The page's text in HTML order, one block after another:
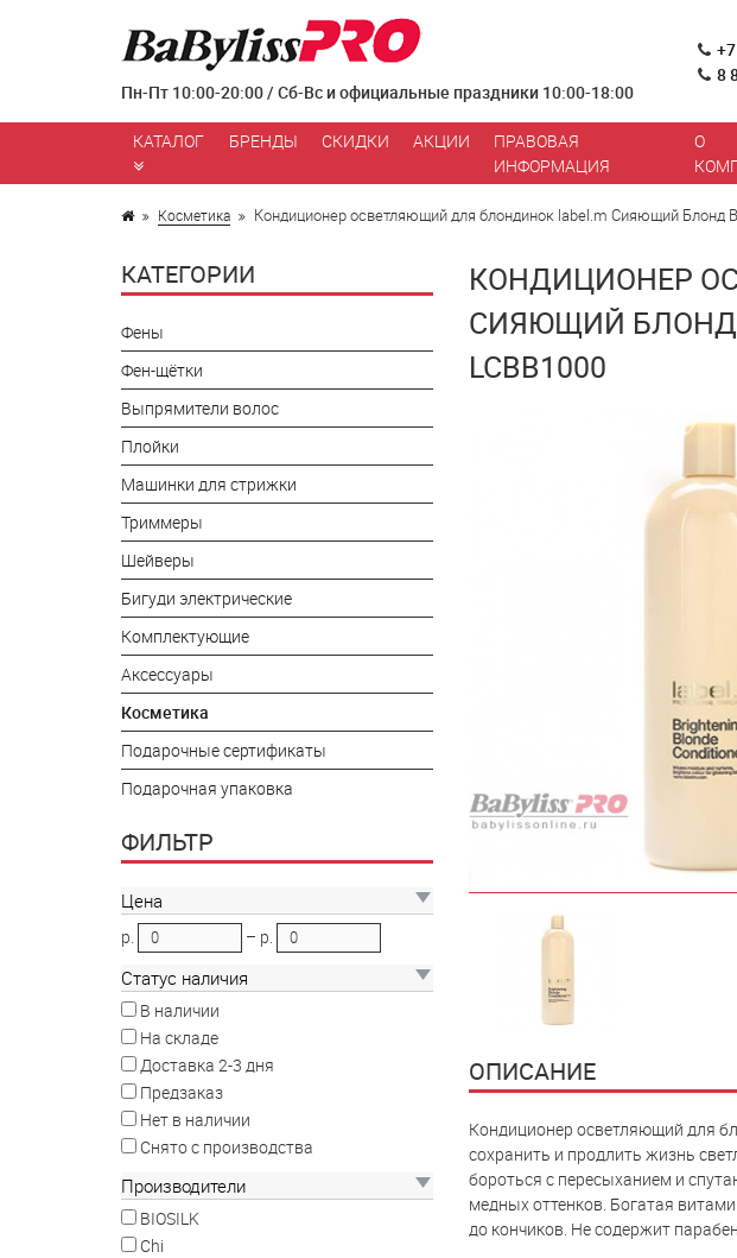
Пн-Пт 10:00-20:00 / Сб-Вс и официальные праздники 10:00-18:00
8
КАТАЛОГ БРЕНДЫ СКИДКИ АКЦИИ
ПРАВОВАЯ
ИНФОРМАЦИЯ
О
Косметика Кондиционер осветляющий для блондинок label.m Сияющий Блонд
КАТЕГОРИИ
Фены
Фен-щётки
Выпрямители волос
Плойки
Машинки для стрижки
Триммеры
Шейверы
Бигуди электрические
Комплектующие
Аксессуары
Косметика
Подарочные сертификаты
Подарочная упаковка
ФИЛЬТР
Цена
р. – р.
Статус наличия
В наличии
На складе
Доставка 2-3 дня
Предзаказ
Нет в наличии
Снято с производства
Производители
BIOSILK
Chi
КОНДИЦИОНЕР
СИЯЮЩИЙ БЛОНД
LCBB1000
ОПИСАНИЕ
Кондиционер осветляющий для
сохранить и продлить жизнь
бороться с пересыханием и
медных оттенков. Богатая
до кончиков. Не содержит